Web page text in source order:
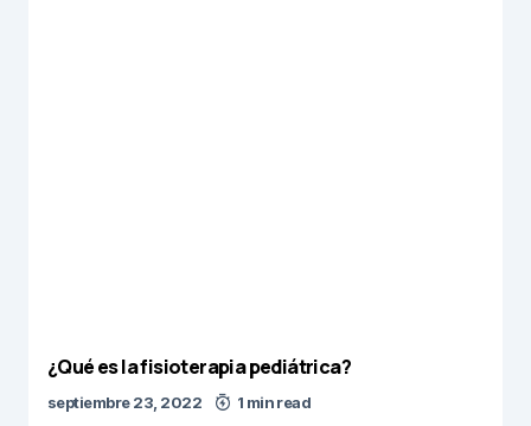
¿Qué es la fisioterapia pediátrica?
septiembre 23, 2022 1 min read